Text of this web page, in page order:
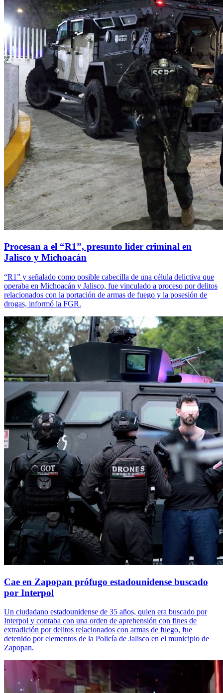
Procesan a el “R1”, presunto líder criminal en
Jalisco y Michoacán
“R1” y señalado como posible cabecilla de una célula delictiva que
operaba en Michoacán y Jalisco, fue vinculado a proceso por delitos
relacionados con la portación de armas de fuego y la posesión de
drogas, informó la FGR.
Cae en Zapopan prófugo estadounidense buscado
por Interpol
Un ciudadano estadounidense de 35 años, quien era buscado por
Interpol y contaba con una orden de aprehensión con fines de
extradición por delitos relacionados con armas de fuego, fue
detenido por elementos de la Policía de Jalisco en el municipio de
Zapopan.